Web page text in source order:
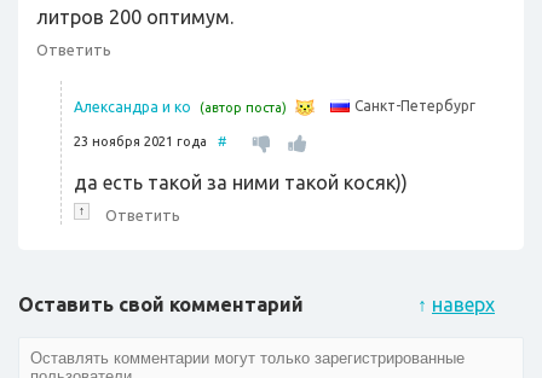
литров 200 оптимум.
Ответить
Александра и ко (автор поста) Санкт-Петербург
23 ноября 2021 года #
да есть такой за ними такой косяк))
↑ Ответить
↑ наверх
Оставить свой комментарий